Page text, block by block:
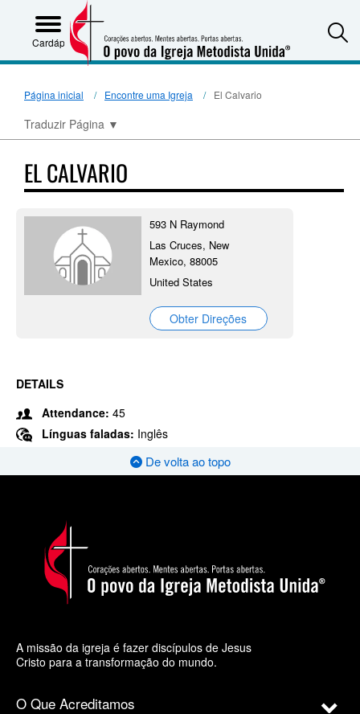
Cardápio
Página inicial Encontre uma Igreja El Calvario
Traduzir Página ▼
EL CALVARIO
593 N Raymond
Las Cruces, New
Mexico, 88005
United States
Obter Direções
DETAILS
Attendance: 45
Línguas faladas: Inglês
De volta ao topo
A missão da igreja é fazer discípulos de Jesus
Cristo para a transformação do mundo.
O Que Acreditamos